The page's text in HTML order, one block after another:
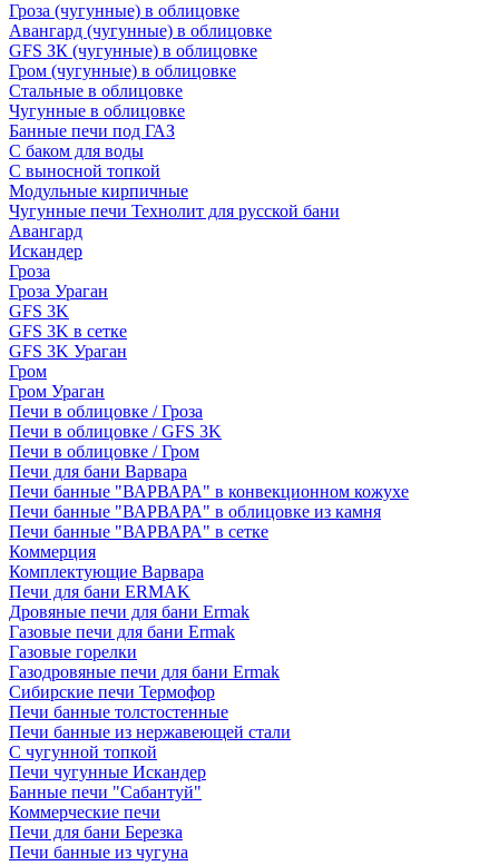
Гроза (чугунные) в облицовке
Авангард (чугунные) в облицовке
GFS ЗК (чугунные) в облицовке
Гром (чугунные) в облицовке
Стальные в облицовке
Чугунные в облицовке
Банные печи под ГАЗ
С баком для воды
С выносной топкой
Модульные кирпичные
Чугунные печи Технолит для русской бани
Авангард
Искандер
Гроза
Гроза Ураган
GFS 3K
GFS 3K в сетке
GFS 3K Ураган
Гром
Гром Ураган
Печи в облицовке / Гроза
Печи в облицовке / GFS 3K
Печи в облицовке / Гром
Печи для бани Варвара
Печи банные "ВАРВАРА" в конвекционном кожухе
Печи банные "ВАРВАРА" в облицовке из камня
Печи банные "ВАРВАРА" в сетке
Коммерция
Комплектующие Варвара
Печи для бани ERMAK
Дровяные печи для бани Ermak
Газовые печи для бани Ermak
Газовые горелки
Газодровяные печи для бани Ermak
Сибирские печи Термофор
Печи банные толстостенные
Печи банные из нержавеющей стали
С чугунной топкой
Печи чугунные Искандер
Банные печи "Сабантуй"
Коммерческие печи
Печи для бани Березка
Печи банные из чугуна